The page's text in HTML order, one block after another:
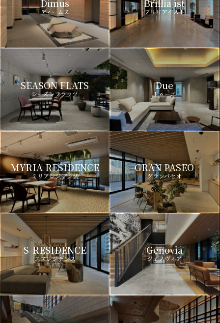
Dimus
ディームス
Brillia ist
ブリリアイスト
SEASON FLATS
シーズンフラッツ
Due
ドゥーエ
MYRIA RESIDENCE
ミリアレジデンス
GRAN PASEO
グランパセオ
S-RESIDENCE
エスレジデンス
Genovia
ジェノヴィア